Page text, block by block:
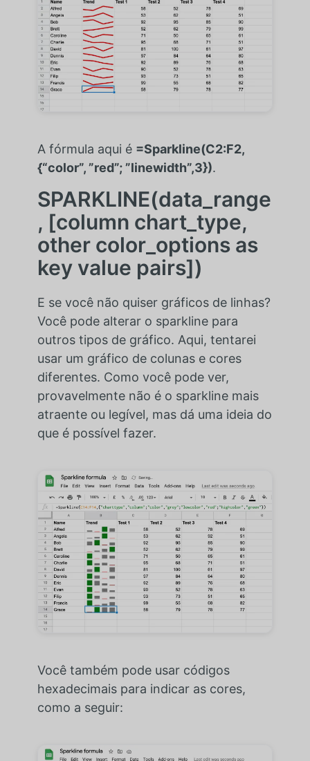
A fórmula aqui é =Sparkline(C2:F2,
{“color”, ”red”; ”linewidth”,3}).
SPARKLINE(data_range
, [column chart_type,
other color_options as
key value pairs])
E se você não quiser gráficos de linhas?
Você pode alterar o sparkline para
outros tipos de gráfico. Aqui, tentarei
usar um gráfico de colunas e cores
diferentes. Como você pode ver,
provavelmente não é o sparkline mais
atraente ou legível, mas dá uma ideia do
que é possível fazer.
Você também pode usar códigos
hexadecimais para indicar as cores,
como a seguir: